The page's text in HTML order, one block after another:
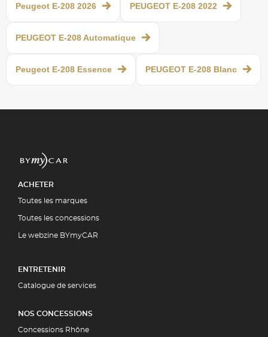
Peugeot E-208 2026 PEUGEOT E-208 2022
PEUGEOT E-208 Automatique
Peugeot E-208 Essence PEUGEOT E-208 Blanc
ACHETER
Toutes les marques
Toutes les concessions
Le webzine BYmyCAR
ENTRETENIR
Catalogue de services
NOS CONCESSIONS
Concessions Rhône